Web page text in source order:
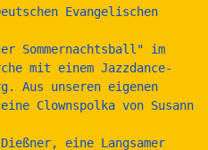
Evangelischen
Sommernachtsball" im
mit einem Jazzdance-
Aus unseren eigenen
Clownspolka von Susann